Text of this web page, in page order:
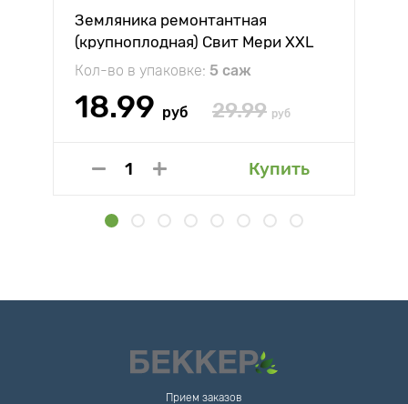
Земляника ремонтантная
(крупноплодная) Свит Мери XXL
Кол-во в упаковке: 5 саж
18.99 руб 29.99 руб
Купить
Прием заказов